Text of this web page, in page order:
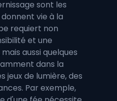
sont les
vie à la
requiert non
et une
aussi quelques
dans la
jeux de lumière, des
Par exemple,